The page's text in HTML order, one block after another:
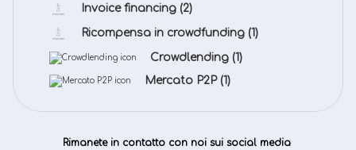
Invoice financing (2)
Ricompensa in crowdfunding (1)
Crowdlending (1)
Mercato P2P (1)
Rimanete in contatto con noi sui social media